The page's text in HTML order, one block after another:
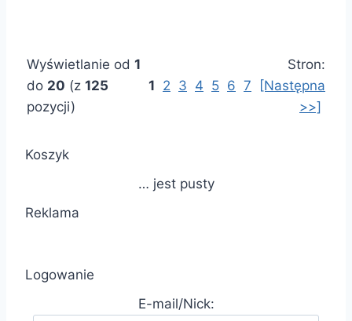
Wyświetlanie od 1
do 20 (z 125
pozycji)
Stron:
1 2 3 4 5 6 7
[Następna
>>]
Koszyk
… jest pusty
Reklama
Logowanie
E-mail/Nick: